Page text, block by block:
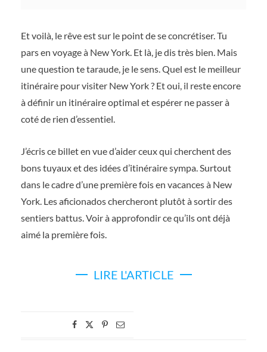
Et voilà, le rêve est sur le point de se concrétiser. Tu
pars en voyage à New York. Et là, je dis très bien. Mais
une question te taraude, je le sens. Quel est le meilleur
itinéraire pour visiter New York ? Et oui, il reste encore
à définir un itinéraire optimal et espérer ne passer à
coté de rien d’essentiel.
J’écris ce billet en vue d’aider ceux qui cherchent des
bons tuyaux et des idées d’itinéraire sympa. Surtout
dans le cadre d’une première fois en vacances à New
York. Les aficionados chercheront plutôt à sortir des
sentiers battus. Voir à approfondir ce qu’ils ont déjà
aimé la première fois.
LIRE L'ARTICLE